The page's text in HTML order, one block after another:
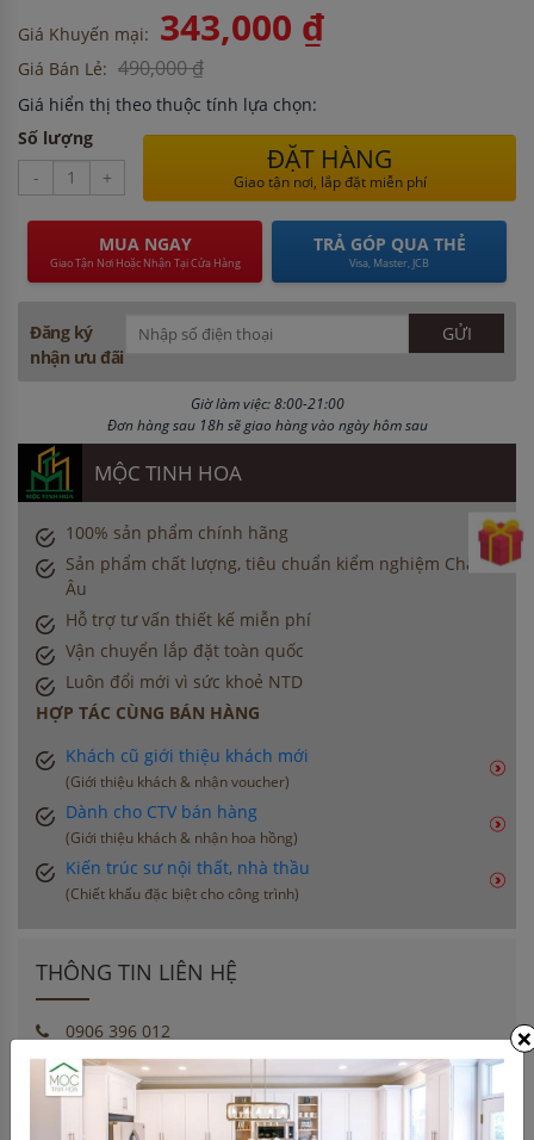
Giá Khuyến mại: 343,000 ₫
Giá Bán Lẻ: 490,000 ₫
Giá hiển thị theo thuộc tính lựa chọn:
Số lượng
-
+
ĐẶT HÀNG
Giao tận nơi, lắp đặt miễn phí
MUA NGAY
Giao Tận Nơi Hoặc Nhận Tại Cửa Hàng
TRẢ GÓP QUA THẺ
Visa, Master, JCB
Đăng ký
nhận ưu đãi
Giờ làm việc: 8:00-21:00
Đơn hàng sau 18h sẽ giao hàng vào ngày hôm sau
MỘC TINH HOA
100% sản phẩm chính hãng
Sản phẩm chất lượng, tiêu chuẩn kiểm nghiệm Châu
Âu
Hỗ trợ tư vấn thiết kế miễn phí
Vận chuyển lắp đặt toàn quốc
Luôn đổi mới vì sức khoẻ NTD
HỢP TÁC CÙNG BÁN HÀNG
Khách cũ giới thiệu khách mới
(Giới thiệu khách & nhận voucher)
Dành cho CTV bán hàng
(Giới thiệu khách & nhận hoa hồng)
Kiến trúc sư nội thất, nhà thầu
(Chiết khấu đặc biệt cho công trình)
THÔNG TIN LIÊN HỆ
0906 396 012
info@moctinhhoa.vn
Số 877 Huỳnh Tấn Phát, Phường Phú Thuận, Quận 7,
Tp Hồ Chí Minh
×